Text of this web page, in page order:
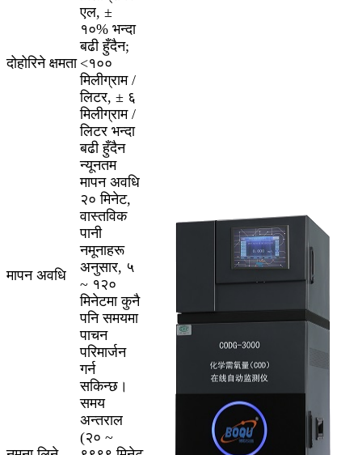
दोहोरिने क्षमता
एल, ±
१०% भन्दा
बढी हुँदैन;
<१००
मिलीग्राम /
लिटर, ± ६
मिलीग्राम /
लिटर भन्दा
बढी हुँदैन
मापन अवधि
न्यूनतम
मापन अवधि
२० मिनेट,
वास्तविक
पानी
नमूनाहरू
अनुसार, ५
~ १२०
मिनेटमा कुनै
पनि समयमा
पाचन
परिमार्जन
गर्न
सकिन्छ।
समय
अन्तराल
(२० ~